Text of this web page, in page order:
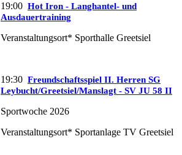
19:00 Hot Iron - Langhantel- und
Ausdauertraining
Veranstaltungsort* Sporthalle Greetsiel
19:30 Freundschaftsspiel II. Herren SG
Leybucht/Greetsiel/Manslagt - SV JU 58 II
Sportwoche 2026
Veranstaltungsort* Sportanlage TV Greetsiel